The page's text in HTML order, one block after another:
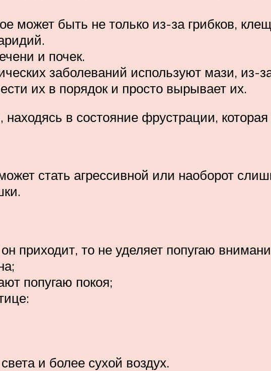
может быть не только из-за грибков,
и почек.
заболеваний используют мази, из-
их в порядок и просто вырывает их.
в состояние фрустрации,
стать агрессивной или наоборот
приходит, то не уделяет попугаю
попугаю покоя;
и более сухой воздух.